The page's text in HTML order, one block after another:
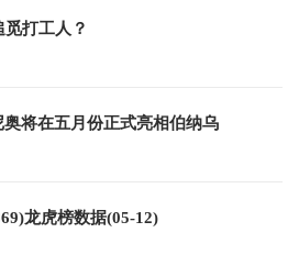
打工人？
将在五月份正式亮相伯纳乌
龙虎榜数据(05-12)